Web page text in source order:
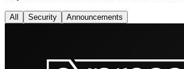
All Security Announcements